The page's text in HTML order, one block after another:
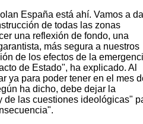
España está ahí. Vamos a
de todas las zonas
una reflexión de fondo, una
más segura a nuestros
de los efectos de la
de Estado", ha explicado. Al
ya para poder tener en el mes
ha dicho, debe dejar la
de las cuestiones ideológicas"